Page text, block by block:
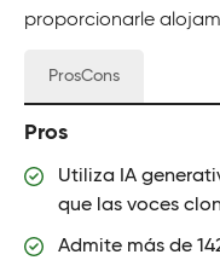
proporcionarle
ProsCons
Pros
Utiliza IA
que las voces
Admite más de